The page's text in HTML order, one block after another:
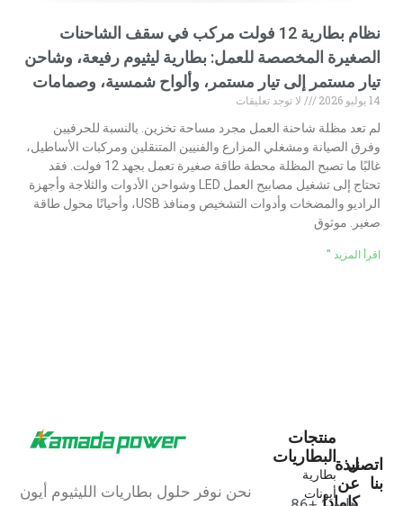
نظام بطارية 12 فولت مركب في سقف الشاحنات
الصغيرة المخصصة للعمل: بطارية ليثيوم رفيعة، وشاحن
تيار مستمر إلى تيار مستمر، وألواح شمسية، وصمامات
14 يوليو 2026
لا توجد تعليقات
لم تعد مظلة شاحنة العمل مجرد مساحة تخزين. بالنسبة للحرفيين
وفرق الصيانة ومشغلي المزارع والفنيين المتنقلين ومركبات الأساطيل،
غالبًا ما تصبح المظلة محطة طاقة صغيرة تعمل بجهد 12 فولت. فقد
تحتاج إلى تشغيل مصابيح العمل LED وشواحن الأدوات والثلاجة وأجهزة
الراديو والمضخات وأدوات التشخيص ومنافذ USB، وأحيانًا محول طاقة
صغير. موثوق
اقرأ المزيد "
نحن نوفر حلول بطاريات الليثيوم أيون
منتجات
البطاريات
بطارية
أيونات
نبذة
عن
اتصل
بنا